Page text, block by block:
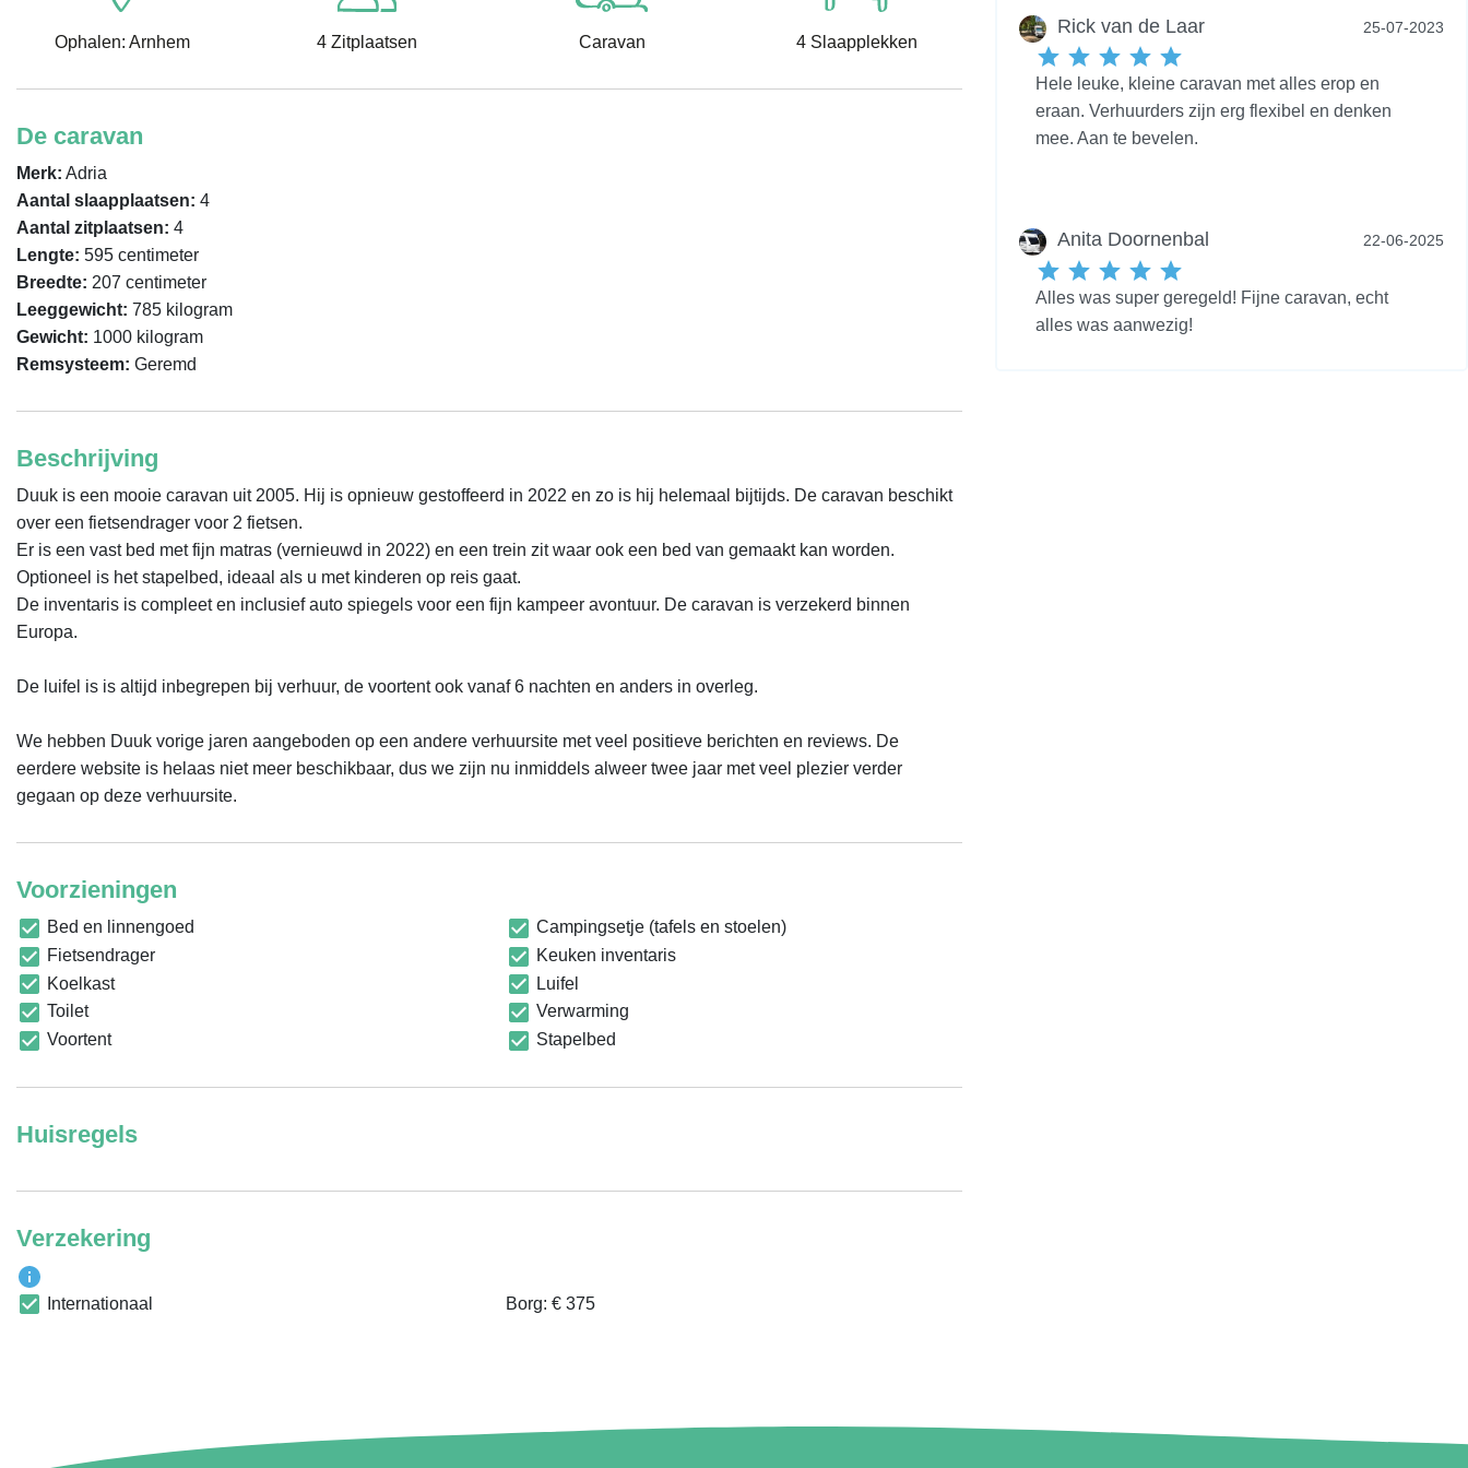
Ophalen: Arnhem 4 Zitplaatsen Caravan 4 Slaapplekken
De caravan
Merk: Adria
Aantal slaapplaatsen: 4
Aantal zitplaatsen: 4
Lengte: 595 centimeter
Breedte: 207 centimeter
Leeggewicht: 785 kilogram
Gewicht: 1000 kilogram
Remsysteem: Geremd
Beschrijving
Duuk is een mooie caravan uit 2005. Hij is opnieuw gestoffeerd in 2022 en zo is hij helemaal bijtijds. De caravan beschikt
over een fietsendrager voor 2 fietsen.
Er is een vast bed met fijn matras (vernieuwd in 2022) en een trein zit waar ook een bed van gemaakt kan worden.
Optioneel is het stapelbed, ideaal als u met kinderen op reis gaat.
De inventaris is compleet en inclusief auto spiegels voor een fijn kampeer avontuur. De caravan is verzekerd binnen
Europa.
De luifel is is altijd inbegrepen bij verhuur, de voortent ook vanaf 6 nachten en anders in overleg.
We hebben Duuk vorige jaren aangeboden op een andere verhuursite met veel positieve berichten en reviews. De
eerdere website is helaas niet meer beschikbaar, dus we zijn nu inmiddels alweer twee jaar met veel plezier verder
gegaan op deze verhuursite.
Voorzieningen
Bed en linnengoed
Campingsetje (tafels en stoelen)
Fietsendrager
Keuken inventaris
Koelkast
Luifel
Toilet
Verwarming
Voortent
Stapelbed
Huisregels
Verzekering
Internationaal Borg: € 375
Rick van de Laar 25-07-2023
Hele leuke, kleine caravan met alles erop en
eraan. Verhuurders zijn erg flexibel en denken
mee. Aan te bevelen.
Anita Doornenbal 22-06-2025
Alles was super geregeld! Fijne caravan, echt
alles was aanwezig!